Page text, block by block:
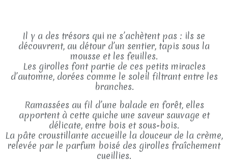
Il y a des trésors qui ne s’achètent pas : ils se
découvrent, au détour d’un sentier, tapis sous la
mousse et les feuilles.
Les girolles font partie de ces petits miracles
d’automne, dorées comme le soleil filtrant entre les
branches.
Ramassées au fil d’une balade en forêt, elles
apportent à cette quiche une saveur sauvage et
délicate, entre bois et sous-bois.
La pâte croustillante accueille la douceur de la crème,
relevée par le parfum boisé des girolles fraîchement
cueillies.